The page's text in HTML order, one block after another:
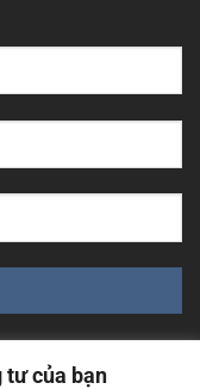
tư của bạn